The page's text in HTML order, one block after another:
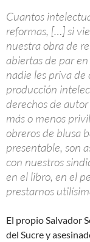
Cuantos
reformas, […] si
nuestra obra de
abiertas de par
nadie les priva
producción
derechos de
más o menos
obreros de blusa
presentable, son
con nuestros
en el libro, en el
prestarnos
El propio Salvador
del Sucre y